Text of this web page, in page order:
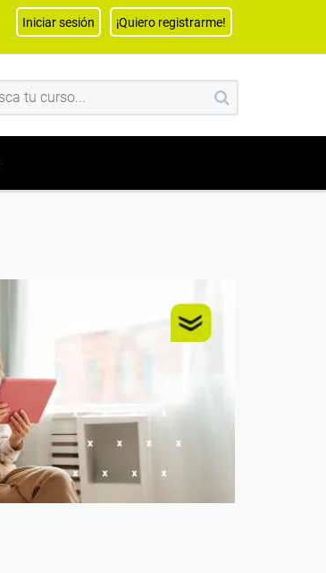
Iniciar sesión ¡Quiero registrarme!